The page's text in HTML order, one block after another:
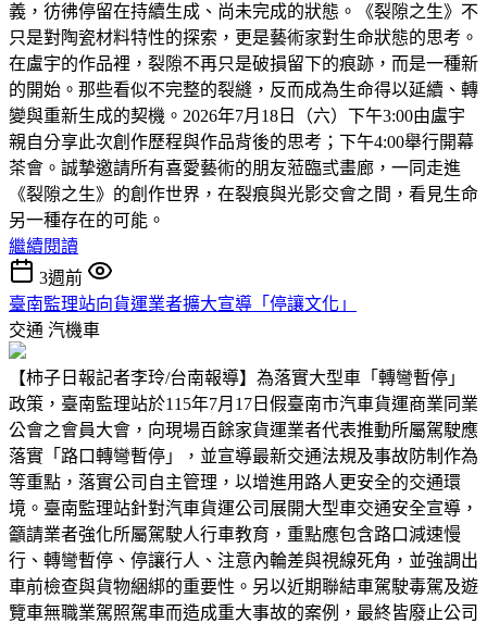
義，彷彿停留在持續生成、尚未完成的狀態。《裂隙之生》不
只是對陶瓷材料特性的探索，更是藝術家對生命狀態的思考。
在盧宇的作品裡，裂隙不再只是破損留下的痕跡，而是一種新
的開始。那些看似不完整的裂縫，反而成為生命得以延續、轉
變與重新生成的契機。2026年7月18日（六）下午3:00由盧宇
親自分享此次創作歷程與作品背後的思考；下午4:00舉行開幕
茶會。誠摯邀請所有喜愛藝術的朋友蒞臨弎畫廊，一同走進
《裂隙之生》的創作世界，在裂痕與光影交會之間，看見生命
另一種存在的可能。
繼續閱讀
3週前
臺南監理站向貨運業者擴大宣導「停讓文化」
交通 汽機車
【柿子日報記者李玲/台南報導】為落實大型車「轉彎暫停」
政策，臺南監理站於115年7月17日假臺南市汽車貨運商業同業
公會之會員大會，向現場百餘家貨運業者代表推動所屬駕駛應
落實「路口轉彎暫停」，並宣導最新交通法規及事故防制作為
等重點，落實公司自主管理，以增進用路人更安全的交通環
境。臺南監理站針對汽車貨運公司展開大型車交通安全宣導，
籲請業者強化所屬駕駛人行車教育，重點應包含路口減速慢
行、轉彎暫停、停讓行人、注意內輪差與視線死角，並強調出
車前檢查與貨物綑綁的重要性。另以近期聯結車駕駛毒駕及遊
覽車無職業駕照駕車而造成重大事故的案例，最終皆廢止公司